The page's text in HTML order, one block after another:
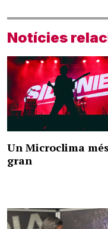
Notícies
Un Microclima més
gran